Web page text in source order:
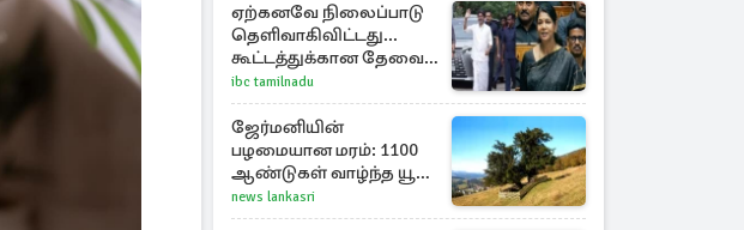
ஏற்கனவே நிலைப்பாடு
தெளிவாகிவிட்டது...
கூட்டத்துக்கான தேவை
என்ன? - கனிமொழி
விமர்சனம்
ibc tamilnadu
ஜேர்மனியின்
பழமையான மரம்: 1100
ஆண்டுகள் வாழ்ந்த யூ
மரம் கண்டுபிடிப்பு
news lankasri